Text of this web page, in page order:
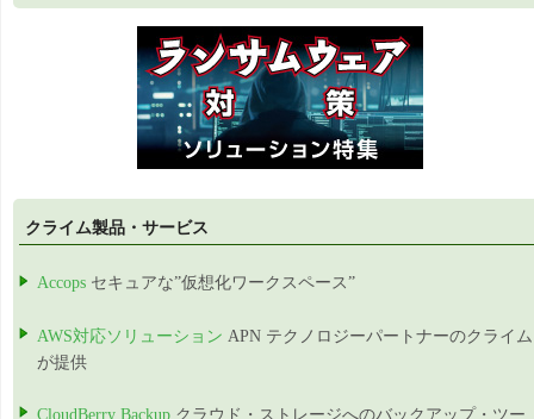
クライム製品・サービス
Accops セキュアな”仮想化ワークスペース”
AWS対応ソリューション APN テクノロジーパートナーのクライム
が提供
CloudBerry Backup クラウド・ストレージへのバックアップ・ツー